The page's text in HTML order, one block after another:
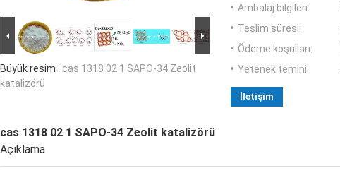
Büyük resim : cas 1318 02 1 SAPO-34 Zeolit ​​
katalizörü
Ambalaj bilgileri:
Teslim süresi:
Ödeme koşulları:
Yetenek temini:
İletişim
cas 1318 02 1 SAPO-34 Zeolit ​​katalizörü
Açıklama